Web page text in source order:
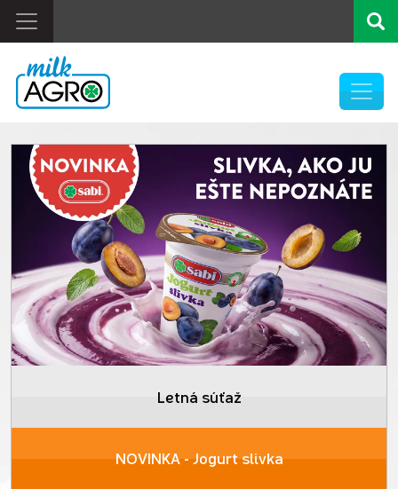
Previous
Letná súťaž
NOVINKA - Jogurt slivka